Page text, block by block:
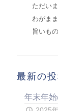
ただい
わがま
旨いもの
最新の
年末年